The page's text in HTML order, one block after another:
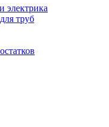
электрика
труб